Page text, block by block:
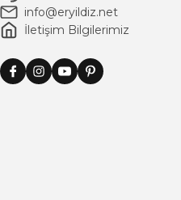
info@eryildiz.net
İletişim Bilgilerimiz